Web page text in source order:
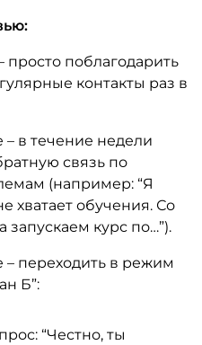
поблагодарить
контакты раз в
в течение недели
связь по
(например: “Я
хватает обучения. Со
курс по…”).
переходить в режим
Б”:
“Честно, ты